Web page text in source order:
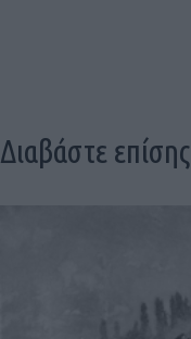
Διαβάστε επίσης